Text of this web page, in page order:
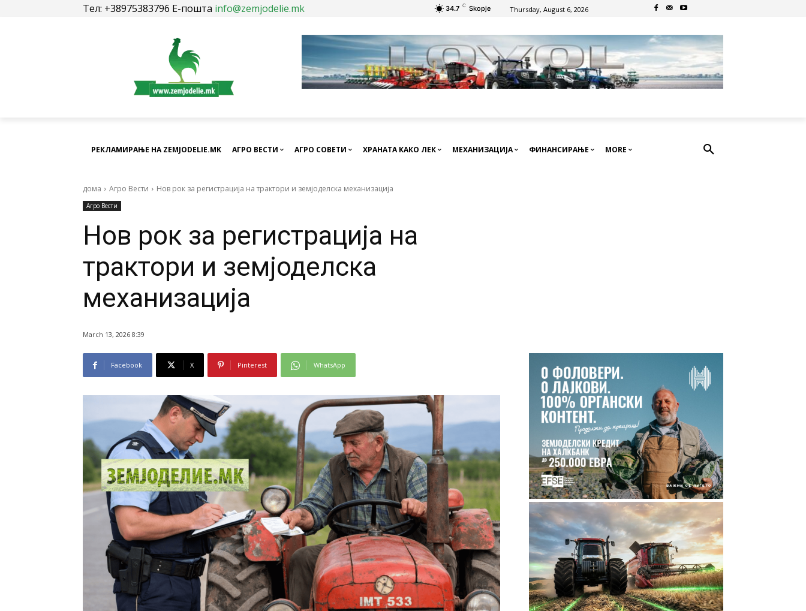
Тел: +38975383796 Е-пошта info@zemjodelie.mk 34.7 C Skopje Thursday, August 6, 2026
РЕКЛАМИРАЊЕ НА ZEMJODELIE.MK АГРО ВЕСТИ АГРО СОВЕТИ ХРАНАТА КАКО ЛЕК МЕХАНИЗАЦИЈА ФИНАНСИРАЊЕ MORE
дома Агро Вести Нов рок за регистрација на трактори и земјоделска механизација
Агро Вести
Нов рок за регистрација на
трактори и земјоделска
механизација
March 13, 2026 8:39
Facebook X Pinterest WhatsApp